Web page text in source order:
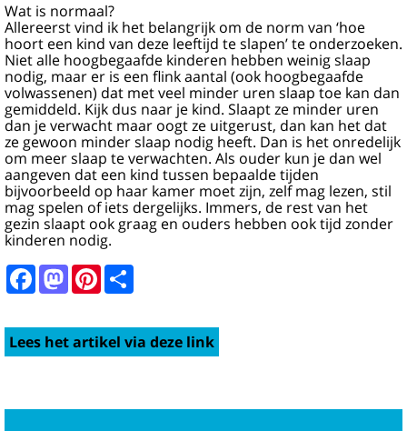
Wat is normaal?
Allereerst vind ik het belangrijk om de norm van ‘hoe
hoort een kind van deze leeftijd te slapen’ te onderzoeken.
Niet alle hoogbegaafde kinderen hebben weinig slaap
nodig, maar er is een flink aantal (ook hoogbegaafde
volwassenen) dat met veel minder uren slaap toe kan dan
gemiddeld. Kijk dus naar je kind. Slaapt ze minder uren
dan je verwacht maar oogt ze uitgerust, dan kan het dat
ze gewoon minder slaap nodig heeft. Dan is het onredelijk
om meer slaap te verwachten. Als ouder kun je dan wel
aangeven dat een kind tussen bepaalde tijden
bijvoorbeeld op haar kamer moet zijn, zelf mag lezen, stil
mag spelen of iets dergelijks. Immers, de rest van het
gezin slaapt ook graag en ouders hebben ook tijd zonder
kinderen nodig.
FacebookMastodon
Pinterest
Lees het artikel via deze link